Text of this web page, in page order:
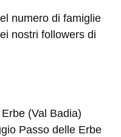
numero di famiglie
nostri followers di
(Val Badia)
Passo delle Erbe